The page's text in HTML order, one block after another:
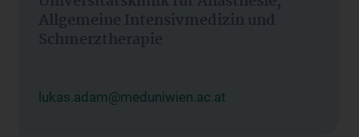
Allgemeine Intensivmedizin und
Schmerztherapie
lukas.adam@meduniwien.ac.at